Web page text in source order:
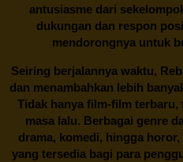
antusiasme dari
dukungan dan respon
mendorongnya untuk
Seiring berjalannya waktu,
dan menambahkan lebih
Tidak hanya film-film
masa lalu. Berbagai genre
drama, komedi, hingga
yang tersedia bagi para